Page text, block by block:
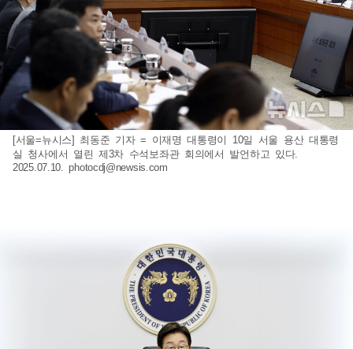
[서울=뉴시스] 최동준 기자 = 이재명 대통령이 10일 서울 용산 대통령
실 청사에서 열린 제3차 수석보좌관 회의에서 발언하고 있다.
2025.07.10.photocdj@newsis.com